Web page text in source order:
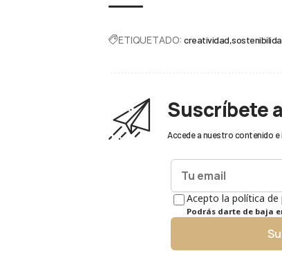
ETIQUETADO: creatividad
Suscríbete
Accede a nuestro contenido e
Acepto la política de
Podrás darte de baja